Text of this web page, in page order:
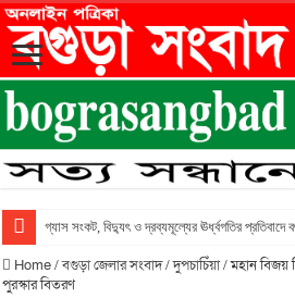
গ্যাস সংকট, বিদ্যুৎ ও দ্রব্যমূল্যের ঊর্ধ্বগতির প্রতিবাদে
Home/বগুড়া জেলার সংবাদ/দুপচাচিঁয়া/মহান বিজয়
পুরস্কার বিতরণ